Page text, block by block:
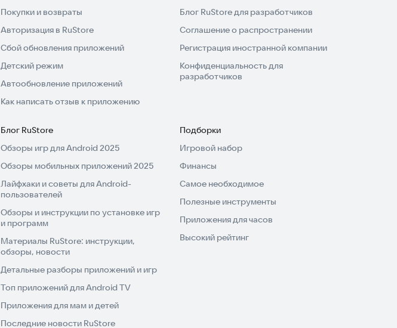
Покупки и возвраты
Авторизация в RuStore
Сбой обновления приложений
Детский режим
Автообновление приложений
Как написать отзыв к приложению
Блог RuStore для разработчиков
Соглашение о распространении
Регистрация иностранной компании
Конфиденциальность для
разработчиков
Блог RuStore
Обзоры игр для Android 2025
Обзоры мобильных приложений 2025
Лайфхаки и советы для Android-
пользователей
Обзоры и инструкции по установке игр
и программ
Материалы RuStore: инструкции,
обзоры, новости
Детальные разборы приложений и игр
Топ приложений для Android TV
Приложения для мам и детей
Последние новости RuStore
Подборки
Игровой набор
Финансы
Самое необходимое
Полезные инструменты
Приложения для часов
Высокий рейтинг